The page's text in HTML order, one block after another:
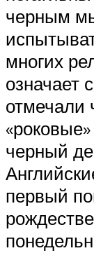
черным
многих
означает
отмечали
черный
первый